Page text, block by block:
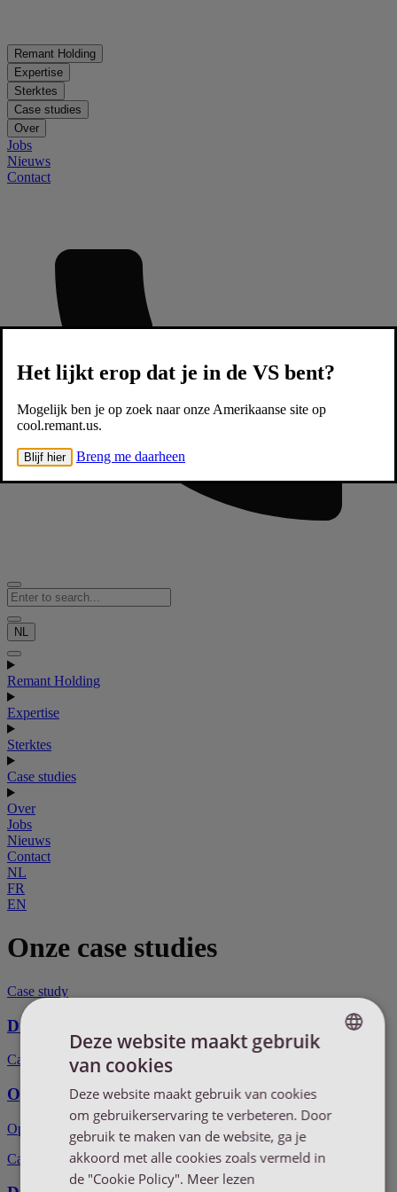
Remant Holding
Expertise
Sterktes
Case studies
Over
Jobs
Nieuws
Contact
NL
Remant Holding
Expertise
Sterktes
Case studies
Over
Jobs
Nieuws
Contact
NL
FR
EN
Onze case studies
Case study
Duurzame transportoplossing via binnenvaart
Case study
Optimale containerbelading dankzij slip sheets
Optimaal laden van een reefer container.
Case study
Het lijkt erop dat je in de VS bent?
Mogelijk ben je op zoek naar onze Amerikaanse site op
cool.remant.us.
Blijf hier Breng me daarheen
ENGLISH
FRENCH
Deze website maakt gebruik
van cookies
Deze website maakt gebruik van cookies
om gebruikerservaring te verbeteren. Door
gebruik te maken van de website, ga je
akkoord met alle cookies zoals vermeld in
de "Cookie Policy". Meer lezen